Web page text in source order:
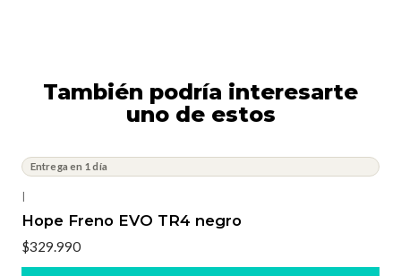
También podría interesarte
uno de estos
Entrega en 1 día
|
Hope Freno EVO TR4 negro
$329.990